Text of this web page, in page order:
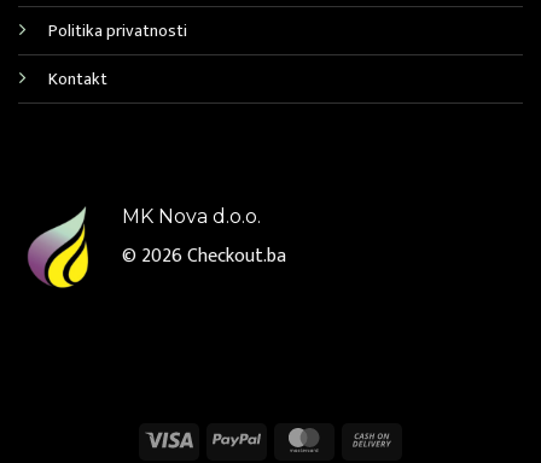
Politika privatnosti
Kontakt
MK Nova d.o.o.
© 2026Checkout.ba